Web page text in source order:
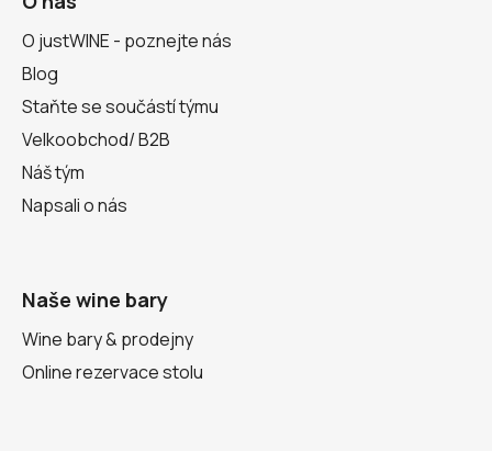
O justWINE - poznejte nás
Blog
Staňte se součástí týmu
Velkoobchod/ B2B
Náš tým
Napsali o nás
Naše wine bary
Wine bary & prodejny
Online rezervace stolu